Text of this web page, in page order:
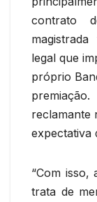
contrato
legal que
próprio
reclamante
expectativa
“Com isso,
trata de